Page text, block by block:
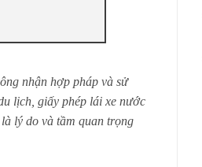
nhận hợp pháp và sử
lịch, giấy phép lái xe nước
lý do và tầm quan trọng